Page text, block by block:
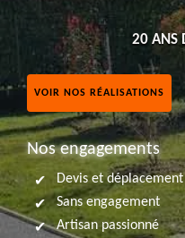
20 ANS
VOIR NOS RÉALISATIONS
Nos engagements
Devis et
Sans engagement
Artisan passionné